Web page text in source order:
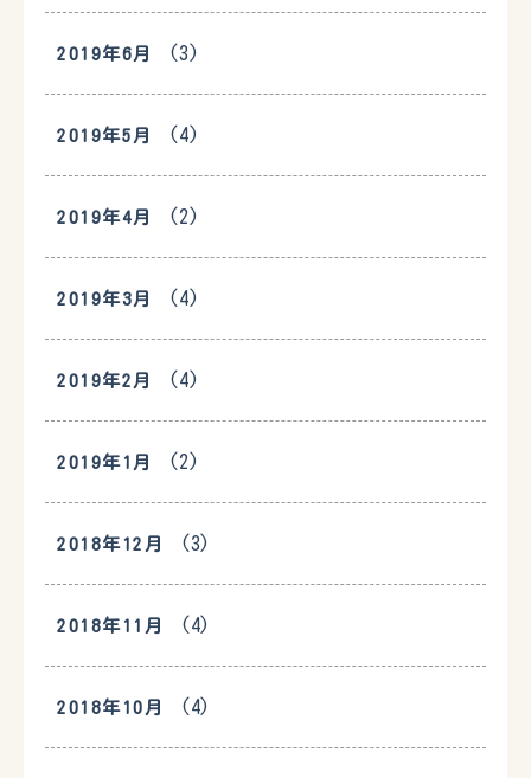
2019年6月 (3)
2019年5月 (4)
2019年4月 (2)
2019年3月 (4)
2019年2月 (4)
2019年1月 (2)
2018年12月 (3)
2018年11月 (4)
2018年10月 (4)